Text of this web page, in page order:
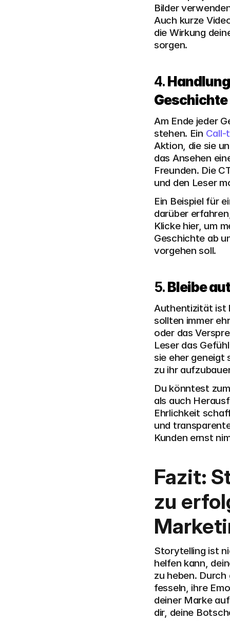
Bilder
Auch kurze
die Wirkung
sorgen.
4.
Am Ende jeder
stehen. Ein Call-
Aktion, die sie
das Ansehen
Freunden. Die
und den Leser
Ein Beispiel für
darüber
Klicke hier, um
Geschichte ab
vorgehen soll.
5. Bleibe
Authentizität ist
sollten immer
oder das
Leser das
sie eher geneigt
zu ihr
Du könntest
als auch
Ehrlichkeit
und
Kunden ernst
Fazit:
zu
Storytelling ist
helfen kann,
zu heben.
fesseln, ihre
deiner Marke
dir, deine